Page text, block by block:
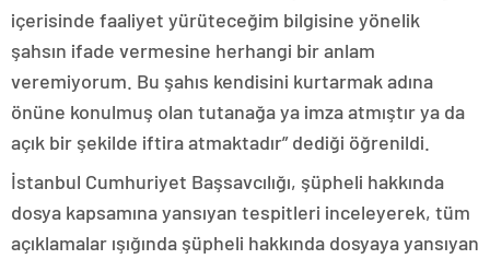
içerisinde faaliyet yürüteceğim bilgisine yönelik
şahsın ifade vermesine herhangi bir anlam
veremiyorum. Bu şahıs kendisini kurtarmak adına
önüne konulmuş olan tutanağa ya imza atmıştır ya da
açık bir şekilde iftira atmaktadır” dediği öğrenildi.
İstanbul Cumhuriyet Başsavcılığı, şüpheli hakkında
dosya kapsamına yansıyan tespitleri inceleyerek, tüm
açıklamalar ışığında şüpheli hakkında dosyaya yansıyan